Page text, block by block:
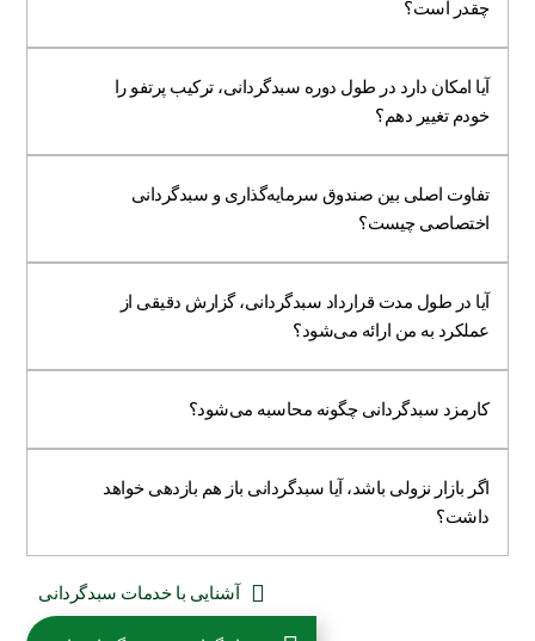
چقدر است؟
آیا امکان دارد در طول دوره سبدگردانی، ترکیب پرتفو را
خودم تغییر دهم؟
تفاوت اصلی بین صندوق سرمایه‌گذاری و سبدگردانی
اختصاصی چیست؟
آیا در طول مدت قرارداد سبدگردانی، گزارش دقیقی از
عملکرد به من ارائه می‌شود؟
کارمزد سبدگردانی چگونه محاسبه می‌شود؟
اگر بازار نزولی باشد، آیا سبدگردانی باز هم بازدهی خواهد
داشت؟
آشنایی با خدمات سبدگردانی